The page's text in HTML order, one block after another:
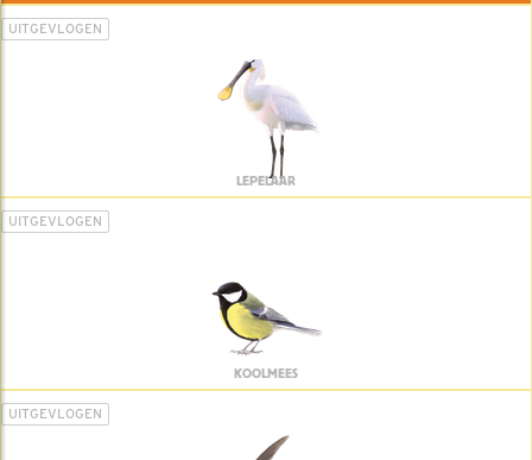
UITGEVLOGEN
LEPELAAR
UITGEVLOGEN
KOOLMEES
UITGEVLOGEN